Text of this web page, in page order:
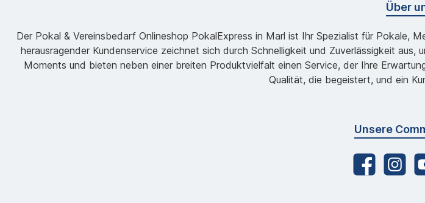
Über
Der Pokal & Vereinsbedarf Onlineshop PokalExpress in Marl ist Ihr Spezialist für Pokale,
herausragender Kundenservice zeichnet sich durch Schnelligkeit und Zuverlässigkeit
Moments und bieten neben einer breiten Produktvielfalt einen Service, der Ihre
Qualität, die begeistert, und ein
Unsere